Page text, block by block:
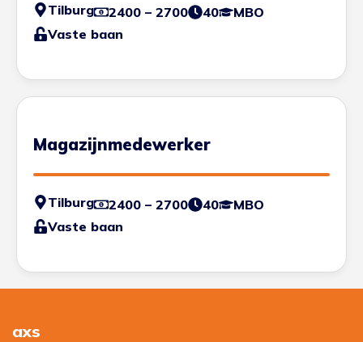
Tilburg 2400 – 2700 40
MBO
Vaste baan
Magazijnmedewerker
Tilburg 2400 – 2700 40
MBO
Vaste baan
axs